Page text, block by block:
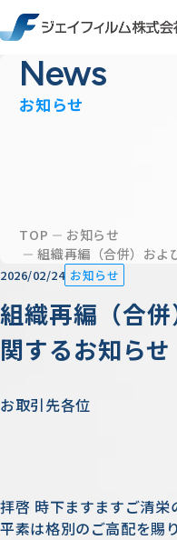
News
お知らせ
TOP
お知らせ
組織再編（合併）およ
2026/02/24 お知らせ
組織再編（合
関するお知らせ
お取引先各位
拝啓 時下ますますご清栄
平素は格別のご高配を賜